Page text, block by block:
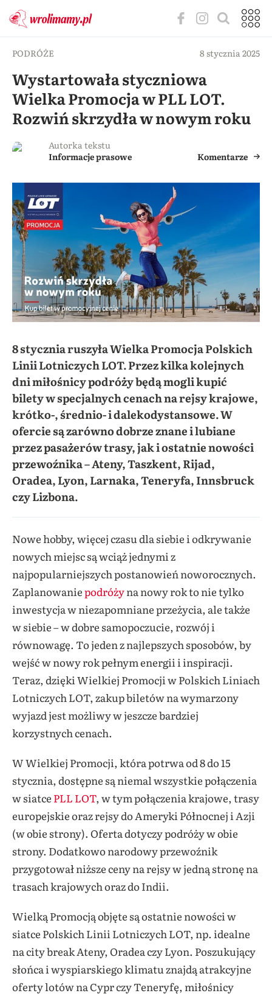
PODRÓŻE 8 stycznia 2025
Wystartowała styczniowa
Wielka Promocja w PLL LOT.
Rozwiń skrzydła w nowym roku
Autorka tekstu
Informacje prasowe
Komentarze
8 stycznia ruszyła Wielka Promocja Polskich
Linii Lotniczych LOT. Przez kilka kolejnych
dni miłośnicy podróży będą mogli kupić
bilety w specjalnych cenach na rejsy krajowe,
krótko-, średnio- i dalekodystansowe. W
ofercie są zarówno dobrze znane i lubiane
przez pasażerów trasy, jak i ostatnie nowości
przewoźnika – Ateny, Taszkent, Rijad,
Oradea, Lyon, Larnaka, Teneryfa, Innsbruck
czy Lizbona.
Nowe hobby, więcej czasu dla siebie i odkrywanie
nowych miejsc są wciąż jednymi z
najpopularniejszych postanowień noworocznych.
Zaplanowaniepodróżyna nowy rok to nie tylko
inwestycja w niezapomniane przeżycia, ale także
w siebie – w dobre samopoczucie, rozwój i
równowagę. To jeden z najlepszych sposobów, by
wejść w nowy rok pełnym energii i inspiracji.
Teraz, dzięki Wielkiej Promocji w Polskich Liniach
Lotniczych LOT, zakup biletów na wymarzony
wyjazd jest możliwy w jeszcze bardziej
korzystnych cenach.
W Wielkiej Promocji, która potrwa od 8 do 15
stycznia, dostępne są niemal wszystkie połączenia
w siatce PLL LOT, w tym połączenia krajowe, trasy
europejskie oraz rejsy do Ameryki Północnej i Azji
(w obie strony). Oferta dotyczy podróży w obie
strony. Dodatkowo narodowy przewoźnik
przygotował niższe ceny na rejsy w jedną stronę na
trasach krajowych oraz do Indii.
Wielką Promocją objęte są ostatnie nowości w
siatce Polskich Linii Lotniczych LOT, np. idealne
na city break Ateny, Oradea czy Lyon. Poszukujący
słońca i wyspiarskiego klimatu znajdą atrakcyjne
oferty lotów na Cypr czy Teneryfę, miłośnicy